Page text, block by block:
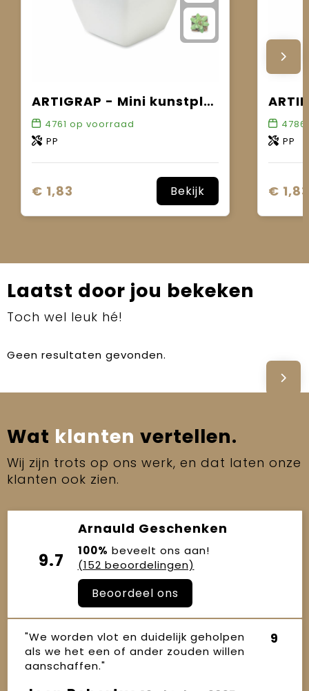
ARTIGRAP - Mini kunstplant
4761 op voorraad
PP
€ 1,83 Bekijk
4786
PP
€ 1,83
Laatst door jou bekeken
Toch wel leuk hé!
Geen resultaten gevonden.
Wat klanten vertellen.
Wij zijn trots op ons werk, en dat laten onze
klanten ook zien.
9.7
Arnauld Geschenken
100% beveelt ons aan!
(152 beoordelingen)
Beoordeel ons
"We worden vlot en duidelijk geholpen
als we het een of ander zouden willen
aanschaffen."
9